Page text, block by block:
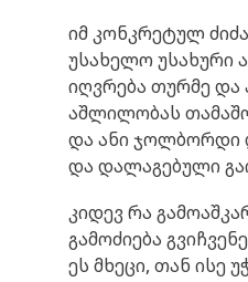
იმ კონკრეტულ
უსახელო უსახური
იღვრება თურმე და
აშლილობას
და ანი ჯოლბორდი
და დალაგებული
კიდევ რა
გამოძიება
ეს მხეცი, თან ისე